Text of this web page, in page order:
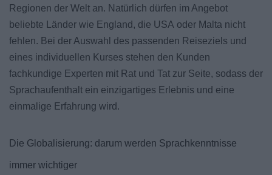
Regionen der Welt an. Natürlich dürfen im Angebot
beliebte Länder wie England, die USA oder Malta nicht
fehlen. Bei der Auswahl des passenden Reiseziels und
eines individuellen Kurses stehen den Kunden
fachkundige Experten mit Rat und Tat zur Seite, sodass der
Sprachaufenthalt ein einzigartiges Erlebnis und eine
einmalige Erfahrung wird.
Die Globalisierung: darum werden Sprachkenntnisse
immer wichtiger